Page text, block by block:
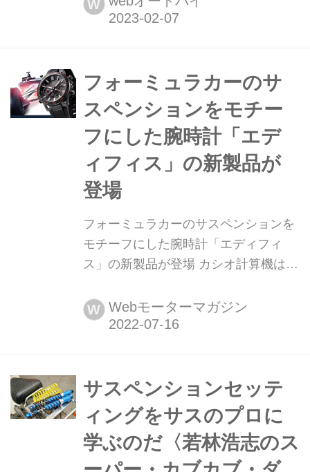
社の注目の新製品を紹介します。今回
ト」をピックアップ!
W
フォーミュラカーのサ
スペンションをモチー
フにした腕時計「エデ
ィフィス」の新製品が
登場
フォーミュラカーのサスペンションを
モチーフにした腕時計「エディフィ
ス」の新製品が登場 カシオ計算機は、
ンセプトとした腕時計「EDIFICE(エデ
ィフィス)」の新製品として、フォーミ
2000」2モデルを、2022年8月12日に
発売する。
W Webモーターマガジン
サスペンションセッテ
ィングをサスのプロに
学ぶのだ〈若林浩志のス